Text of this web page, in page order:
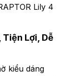
Lily 4
Tiện Lợi, Dễ
kiểu dáng